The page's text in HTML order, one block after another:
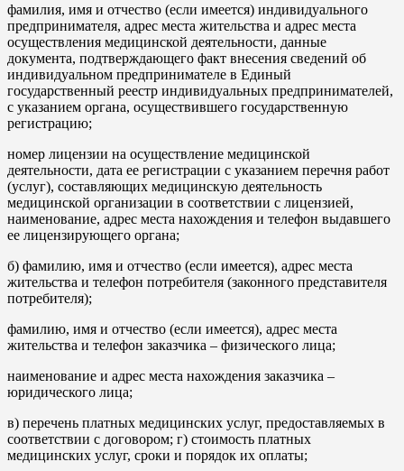
фамилия, имя и отчество (если имеется) индивидуального
предпринимателя, адрес места жительства и адрес места
осуществления медицинской деятельности, данные
документа, подтверждающего факт внесения сведений об
индивидуальном предпринимателе в Единый
государственный реестр индивидуальных предпринимателей,
с указанием органа, осуществившего государственную
регистрацию;
номер лицензии на осуществление медицинской
деятельности, дата ее регистрации с указанием перечня работ
(услуг), составляющих медицинскую деятельность
медицинской организации в соответствии с лицензией,
наименование, адрес места нахождения и телефон выдавшего
ее лицензирующего органа;
б) фамилию, имя и отчество (если имеется), адрес места
жительства и телефон потребителя (законного представителя
потребителя);
фамилию, имя и отчество (если имеется), адрес места
жительства и телефон заказчика – физического лица;
наименование и адрес места нахождения заказчика –
юридического лица;
в) перечень платных медицинских услуг, предоставляемых в
соответствии с договором; г) стоимость платных
медицинских услуг, сроки и порядок их оплаты;